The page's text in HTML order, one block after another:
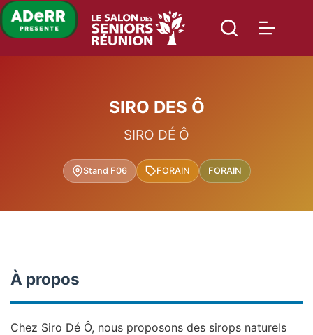
Passer
au
contenu
SIRO DES Ô
SIRO DÉ Ô
Stand F06 FORAIN FORAIN
À propos
Chez Siro Dé Ô, nous proposons des sirops naturels